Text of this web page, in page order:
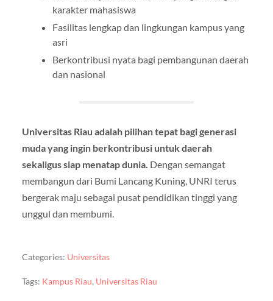
karakter mahasiswa
Fasilitas lengkap dan lingkungan kampus yang
asri
Berkontribusi nyata bagi pembangunan daerah
dan nasional
Universitas Riau adalah pilihan tepat bagi generasi
muda yang ingin berkontribusi untuk daerah
sekaligus siap menatap dunia. Dengan semangat
membangun dari Bumi Lancang Kuning, UNRI terus
bergerak maju sebagai pusat pendidikan tinggi yang
unggul dan membumi.
Categories: Universitas
Tags: Kampus Riau, Universitas Riau